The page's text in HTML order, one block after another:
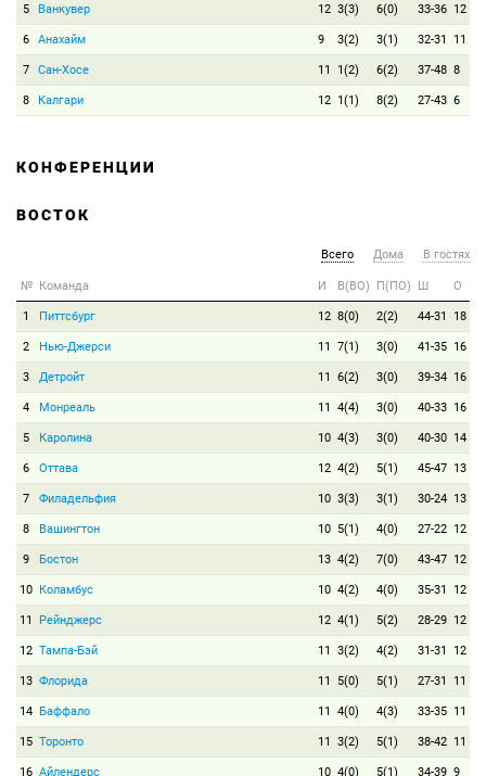
5 Ванкувер 12 3(3) 6(0) 33-36 12
6 Анахайм 9 3(2) 3(1) 32-31 11
7 Сан-Хосе 11 1(2) 6(2) 37-48 8
8 Калгари 12 1(1) 8(2) 27-43 6
КОНФЕРЕНЦИИ
ВОСТОК
Всего Дома В гостях
№ Команда И В(ВО) П(ПО) Ш О
1 Питтсбург 12 8(0) 2(2) 44-31 18
2 Нью-Джерси 11 7(1) 3(0) 41-35 16
3 Детройт 11 6(2) 3(0) 39-34 16
4 Монреаль 11 4(4) 3(0) 40-33 16
5 Каролина 10 4(3) 3(0) 40-30 14
6 Оттава 12 4(2) 5(1) 45-47 13
7 Филадельфия 10 3(3) 3(1) 30-24 13
8 Вашингтон 10 5(1) 4(0) 27-22 12
9 Бостон 13 4(2) 7(0) 43-47 12
10 Коламбус 10 4(2) 4(0) 35-31 12
11 Рейнджерс 12 4(1) 5(2) 28-29 12
12 Тампа-Бэй 11 3(2) 4(2) 31-31 12
13 Флорида 11 5(0) 5(1) 27-31 11
14 Баффало 11 4(0) 4(3) 33-35 11
15 Торонто 11 3(2) 5(1) 38-42 11
16 Айлендерс 10 4(0) 5(1) 34-39 9